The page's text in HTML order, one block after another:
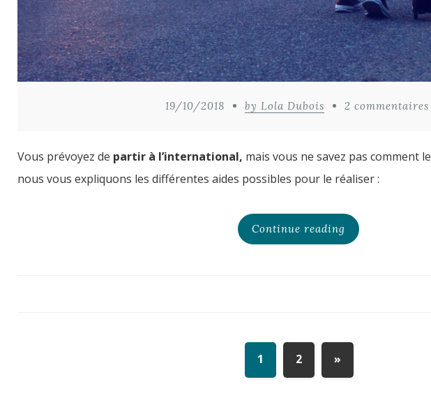
19/10/2018 by Lola Dubois 2 commentaires
Vous prévoyez de partir à l’international, mais vous ne savez pas comment le
nous vous expliquons les différentes aides possibles pour le réaliser :
Continue reading
1 2 »